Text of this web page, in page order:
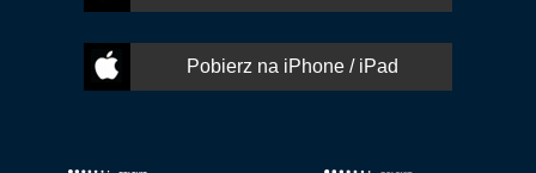
Pobierz na iPhone / iPad